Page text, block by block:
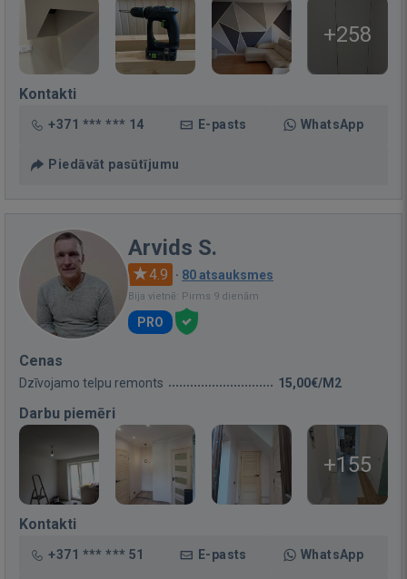
+258
Kontakti
+371 *** *** 14 E-pasts WhatsApp
Piedāvāt pasūtījumu
Arvids S.
4.9 · 80 atsauksmes
Bija vietnē: Pirms 9 dienām
PRO
Cenas
Dzīvojamo telpu remonts 15,00€/M2
Darbu piemēri
+155
Kontakti
+371 *** *** 51 E-pasts WhatsApp